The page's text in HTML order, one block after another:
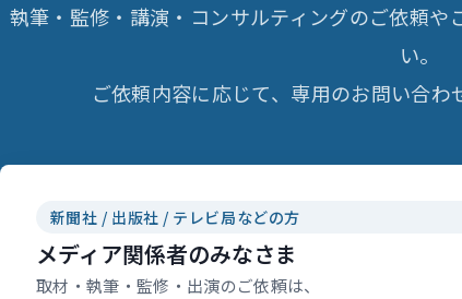
執筆・監修・講演・コンサルティングのご依頼
い。
ご依頼内容に応じて、専用のお問い合わ
新聞社 / 出版社 / テレビ局などの方
メディア関係者のみなさま
取材・執筆・監修・出演のご依頼は、